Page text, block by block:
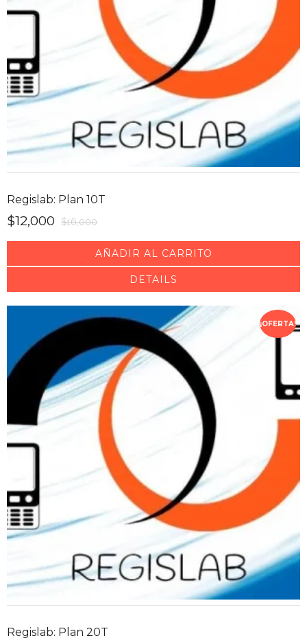
Regislab: Plan 10T
$12,000 $16,000
AÑADIR AL CARRITO
DETAILS
¡OFERTA!
Regislab: Plan 20T